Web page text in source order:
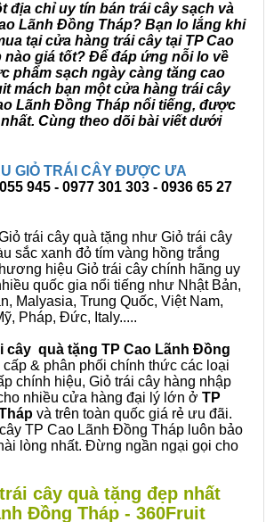
địa chỉ uy tín bán trái cây sạch và
Lãnh Đồng Tháp? Bạn lo lắng khi
tại cửa hàng trái cây tại TP Cao
giá tốt? Để đáp ứng nỗi lo về
phẩm sạch ngày càng tăng cao
mách bạn một cửa hàng trái cây
Lãnh Đồng Tháp nổi tiếng, được
Cùng theo dõi bài viết dưới
GIỎ TRÁI CÂY ĐƯỢC ƯA
945 - 0977 301 303 - 0936 65 27
trái cây quà tặng như Giỏ trái cây
sắc xanh đỏ tím vàng hồng trắng
hiệu Giỏ trái cây chính hãng uy
quốc gia nổi tiếng như Nhật Bản,
Malyasia, Trung Quốc, Việt Nam,
Pháp, Đức, Italy.....
cây quà tặng TP Cao Lãnh Đồng
cấp & phân phối chính thức các loại
chính hiệu, Giỏ trái cây hàng nhập
nhiều cửa hàng đại lý lớn ở TP
và trên toàn quốc giá rẻ ưu đãi.
TP Cao Lãnh Đồng Tháp luôn bảo
lòng nhất. Đừng ngần ngại gọi cho
cây quà tặng đẹp nhất
Đồng Tháp - 360Fruit